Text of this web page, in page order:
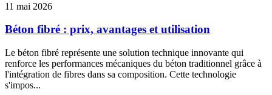
11 mai 2026
Béton fibré : prix, avantages et utilisation
Le béton fibré représente une solution technique innovante qui
renforce les performances mécaniques du béton traditionnel grâce à
l'intégration de fibres dans sa composition. Cette technologie
s'impos...